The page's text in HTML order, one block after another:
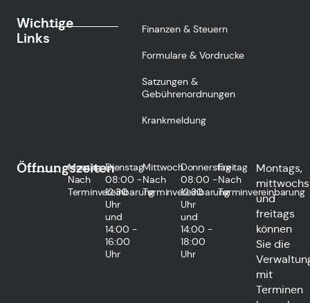
Wichtige
Links
Finanzen & Steuern
Formulare & Vordrucke
Satzungen &
Gebührenordnungen
Krankmeldung
Öffnungszeiten
Montag
Nach
Terminvereinbarung
Dienstag
08:00 -
12:30
Uhr
und
14:00 -
16:00
Uhr
Mittwoch
Nach
Terminvereinbarung
Donnerstag
08:00 -
12:30
Uhr
und
14:00 -
18:00
Uhr
Freitag
Nach
Terminvereinbarung
Montags,
mittwochs
und
freitags
können
Sie die
mit
Terminen